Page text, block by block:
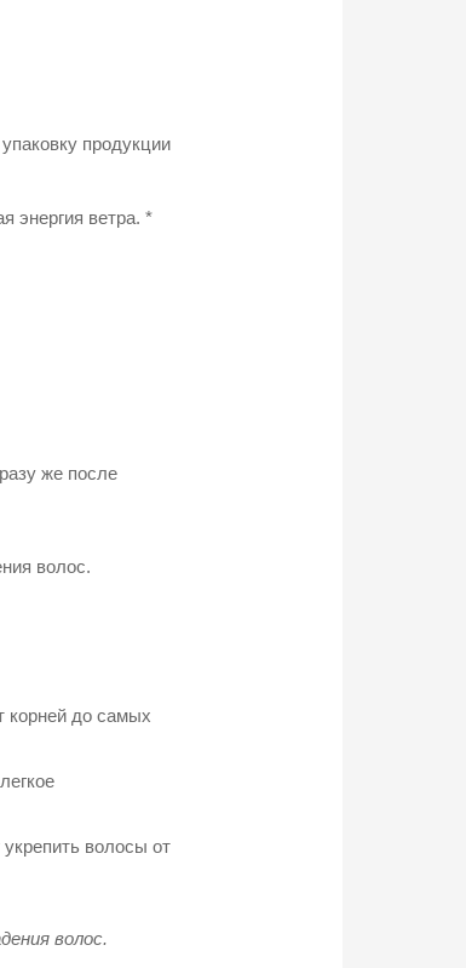
продукции
энергия ветра. *
же после
волос.
корней до самых
волосы от
волос.